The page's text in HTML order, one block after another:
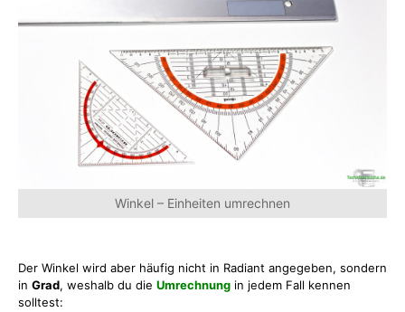
Winkel – Einheiten umrechnen
Der Winkel wird aber häufig nicht in Radiant angegeben, sondern
in Grad, weshalb du die Umrechnung in jedem Fall kennen
solltest: